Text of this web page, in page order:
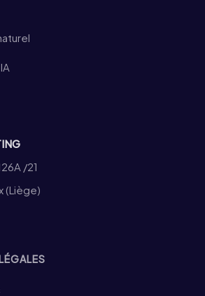
/21
(Liège)